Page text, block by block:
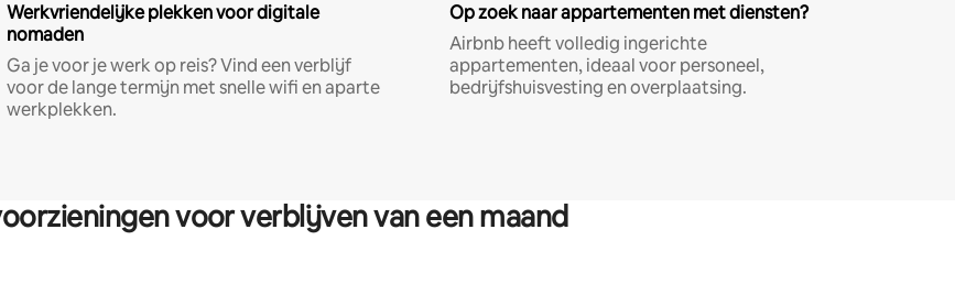
Werkvriendelijke plekken voor digitale
nomaden
Ga je voor je werk op reis? Vind een verblijf
voor de lange termijn met snelle wifi en aparte
werkplekken.
Op zoek naar appartementen met diensten?
Airbnb heeft volledig ingerichte
appartementen, ideaal voor personeel,
bedrijfshuisvesting en overplaatsing.
voor verblijven van een maand